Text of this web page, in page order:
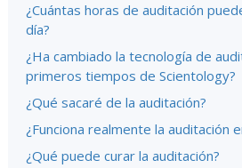
¿Cuántas horas de auditación
día?
¿Ha cambiado la tecnología de
primeros tiempos de Scientology?
¿Qué sacaré de la auditación?
¿Funciona realmente la auditación
¿Qué puede curar la auditación?